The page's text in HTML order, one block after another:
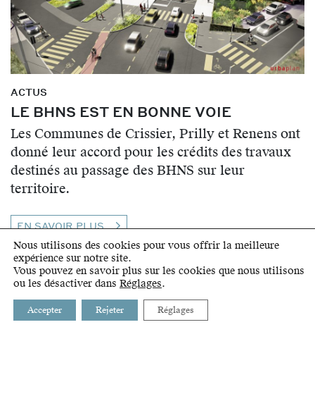
ACTUS
LE BHNS EST EN BONNE VOIE
Les Communes de Crissier, Prilly et Renens ont
donné leur accord pour les crédits des travaux
destinés au passage des BHNS sur leur
territoire.
EN SAVOIR PLUS
Nous utilisons des cookies pour vous offrir la meilleure
expérience sur notre site.
Vous pouvez en savoir plus sur les cookies que nous utilisons
ou les désactiver dans Réglages.
Accepter Rejeter Réglages